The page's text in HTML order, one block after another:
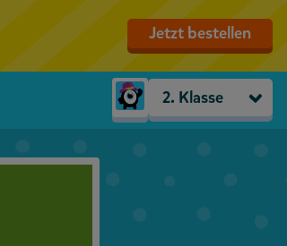
Jetzt bestellen
2. Klasse